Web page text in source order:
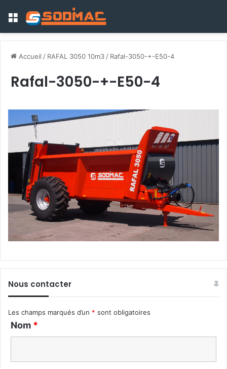
Menu
Accueil / RAFAL 3050 10m3 / Rafal-3050-+-E50-4
Rafal-3050-+-E50-4
Nous contacter
Les champs marqués d’un * sont obligatoires
Nom *